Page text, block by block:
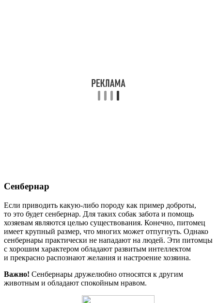
Сенбернар
Если приводить какую-либо породу как пример доброты,
то это будет сенбернар. Для таких собак забота и помощь
хозяевам являются целью существования. Конечно, питомец
имеет крупный размер, что многих может отпугнуть. Однако
сенбернары практически не нападают на людей. Эти питомцы
с хорошим характером обладают развитым интеллектом
и прекрасно распознают желания и настроение хозяина.
Важно! Сенбернары дружелюбно относятся к другим
животным и обладают спокойным нравом.